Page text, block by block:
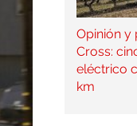
Opinión y
Cross:
eléctrico
km